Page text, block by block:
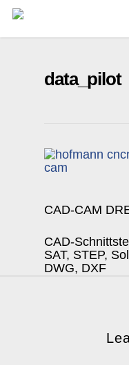
Skip
data_pilot
CAD-CAM
CAD-
SAT, STEP,
DWG, DXF